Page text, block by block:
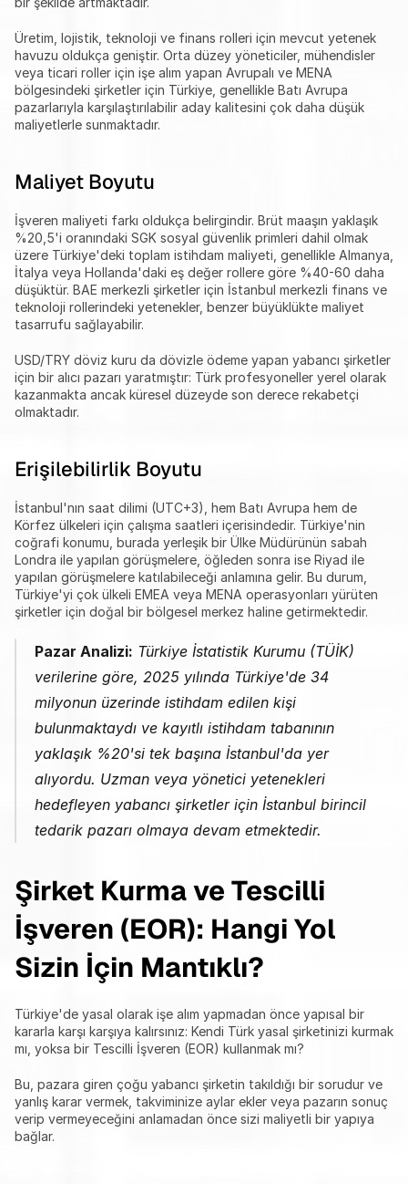
Üretim, lojistik, teknoloji ve finans rolleri için mevcut yetenek
havuzu oldukça geniştir. Orta düzey yöneticiler, mühendisler
veya ticari roller için işe alım yapan Avrupalı ve MENA
bölgesindeki şirketler için Türkiye, genellikle Batı Avrupa
pazarlarıyla karşılaştırılabilir aday kalitesini çok daha düşük
maliyetlerle sunmaktadır.
Maliyet Boyutu
İşveren maliyeti farkı oldukça belirgindir. Brüt maaşın yaklaşık
%20,5'i oranındaki SGK sosyal güvenlik primleri dahil olmak
üzere Türkiye'deki toplam istihdam maliyeti, genellikle Almanya,
İtalya veya Hollanda'daki eş değer rollere göre %40-60 daha
düşüktür. BAE merkezli şirketler için İstanbul merkezli finans ve
teknoloji rollerindeki yetenekler, benzer büyüklükte maliyet
tasarrufu sağlayabilir.
USD/TRY döviz kuru da dövizle ödeme yapan yabancı şirketler
için bir alıcı pazarı yaratmıştır: Türk profesyoneller yerel olarak
kazanmakta ancak küresel düzeyde son derece rekabetçi
olmaktadır.
Erişilebilirlik Boyutu
İstanbul'nın saat dilimi (UTC+3), hem Batı Avrupa hem de
Körfez ülkeleri için çalışma saatleri içerisindedir. Türkiye'nin
coğrafi konumu, burada yerleşik bir Ülke Müdürünün sabah
Londra ile yapılan görüşmelere, öğleden sonra ise Riyad ile
yapılan görüşmelere katılabileceği anlamına gelir. Bu durum,
Türkiye'yi çok ülkeli EMEA veya MENA operasyonları yürüten
şirketler için doğal bir bölgesel merkez haline getirmektedir.
Pazar Analizi: Türkiye İstatistik Kurumu (TÜİK)
verilerine göre, 2025 yılında Türkiye'de 34
milyonun üzerinde istihdam edilen kişi
bulunmaktaydı ve kayıtlı istihdam tabanının
yaklaşık %20'si tek başına İstanbul'da yer
alıyordu. Uzman veya yönetici yetenekleri
hedefleyen yabancı şirketler için İstanbul birincil
tedarik pazarı olmaya devam etmektedir.
Şirket Kurma ve Tescilli
İşveren (EOR): Hangi Yol
Sizin İçin Mantıklı?
Türkiye'de yasal olarak işe alım yapmadan önce yapısal bir
kararla karşı karşıya kalırsınız: Kendi Türk yasal şirketinizi kurmak
mı, yoksa bir Tescilli İşveren (EOR) kullanmak mı?
Bu, pazara giren çoğu yabancı şirketin takıldığı bir sorudur ve
yanlış karar vermek, takviminize aylar ekler veya pazarın sonuç
verip vermeyeceğini anlamadan önce sizi maliyetli bir yapıya
bağlar.